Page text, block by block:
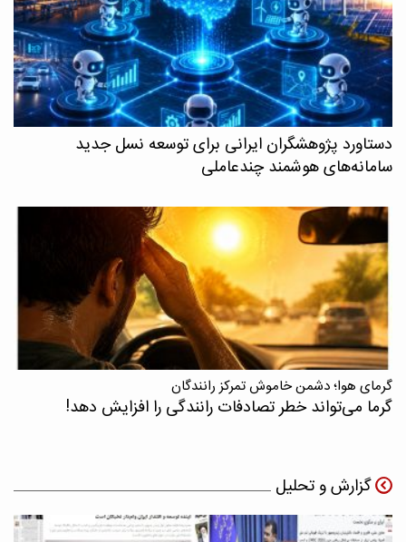
دستاورد پژوهشگران ایرانی برای توسعه نسل جدید
سامانه‌های هوشمند چندعاملی
گرمای هوا؛ دشمن خاموش تمرکز رانندگان
گرما می‌تواند خطر تصادفات رانندگی را افزایش دهد!
گزارش و تحلیل